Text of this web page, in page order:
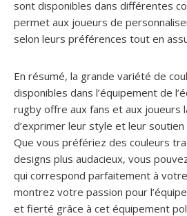
sont disponibles dans différentes
permet aux joueurs de
selon leurs préférences tout en
En résumé, la grande variété de
disponibles dans l’équipement de
rugby offre aux fans et aux joueurs
d’exprimer leur style et leur soutien
Que vous préfériez des couleurs
designs plus audacieux, vous
qui correspond parfaitement à
montrez votre passion pour
et fierté grâce à cet équipement